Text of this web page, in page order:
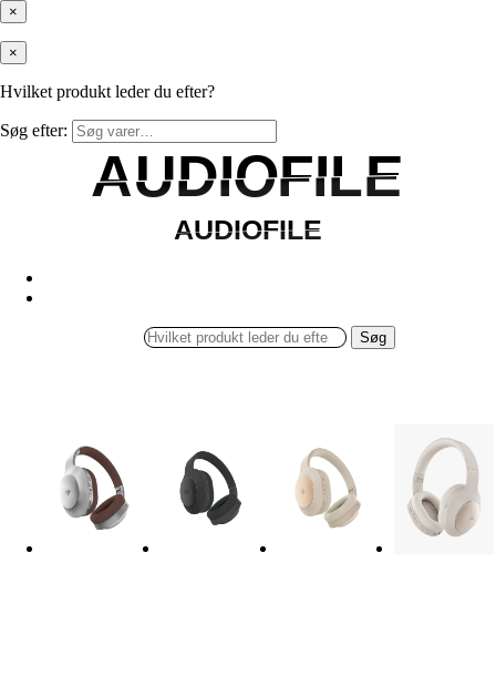
×
×
Hvilket produkt leder du efter?
Søg efter:
AUDIOFILE
AUDIOFILE
AUDIOFILE
AUDIOFILE
Søg